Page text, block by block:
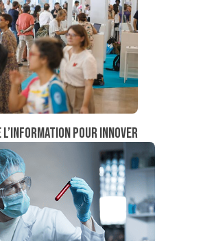
l’information pour innover